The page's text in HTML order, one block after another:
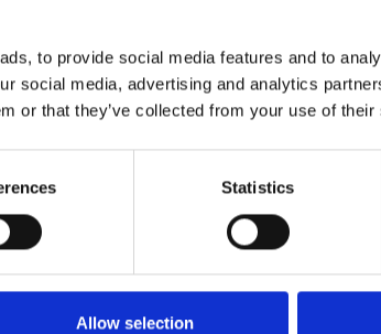
to provide social media features and to
social media, advertising and analytics
or that they’ve collected from your use of
Statistics
Allow selection
jakości
Zaczynamy od starannego
wyboru wysokiej jakości
skanerów obrazowych
WEWNĘTRZNE
Wszystkie części są
rygorystycznie testowane w
naszych zakładach